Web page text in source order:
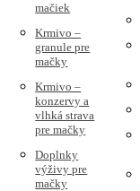
mačiek
Krmivo –
granule pre
mačky
Krmivo –
konzervy a
vlhká strava
pre mačky
Doplnky
výživy pre
mačky